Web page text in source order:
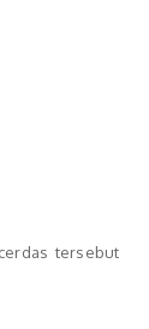
tersebut